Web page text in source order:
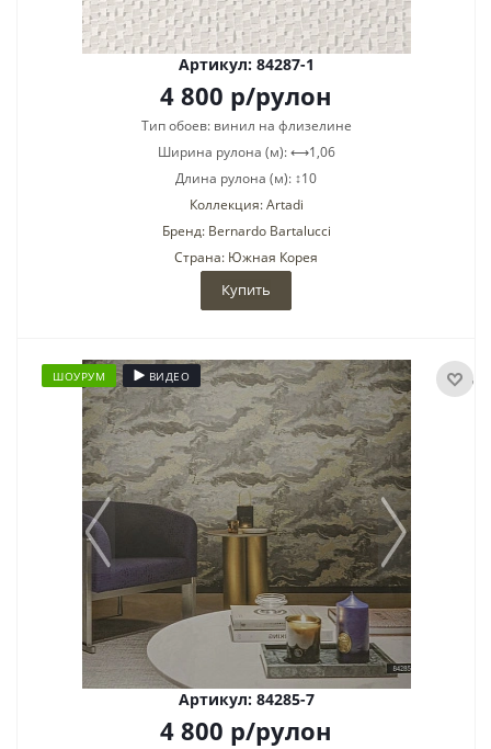
Артикул: 84287-1
4 800 р/рулон
Тип обоев: винил на флизелине
Ширина рулона (м): ⟷1,06
Длина рулона (м): ↕10
Коллекция: Artadi
Бренд: Bernardo Bartalucci
Страна: Южная Корея
Купить
ШОУРУМ ВИДЕО
Артикул: 84285-7
4 800 р/рулон